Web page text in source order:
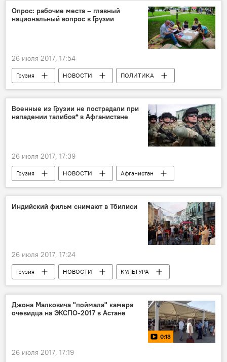
Опрос: рабочие места – главный
национальный вопрос в Грузии
26 июля 2017, 17:54
Грузия НОВОСТИ
ПОЛИТИКА
ОБЩЕСТВО
NDI
Военные из Грузии не пострадали при
нападении талибов* в Афганистане
26 июля 2017, 17:39
Грузия НОВОСТИ
Афганистан
Министерство обороны Грузии
Индийский фильм снимают в Тбилиси
26 июля 2017, 17:24
Грузия НОВОСТИ
КУЛЬТУРА
"Снимай в Грузии"
Джона Малковича "поймала" камера
очевидца на ЭКСПО-2017 в Астане
0:13
26 июля 2017, 17:19